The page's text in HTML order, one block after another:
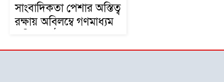
সাংবাদিকতা পেশার অস্তিত্ব
রক্ষায় অবিলম্বে গণমাধ্যম